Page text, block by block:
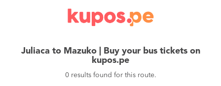
Juliaca to Mazuko | Buy your bus tickets on
kupos.pe
0 results found for this route.